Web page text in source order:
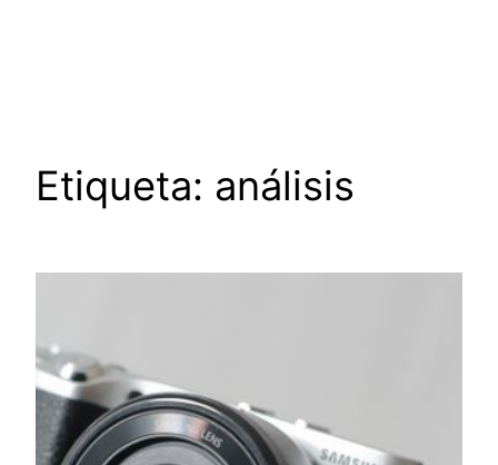
Etiqueta: análisis